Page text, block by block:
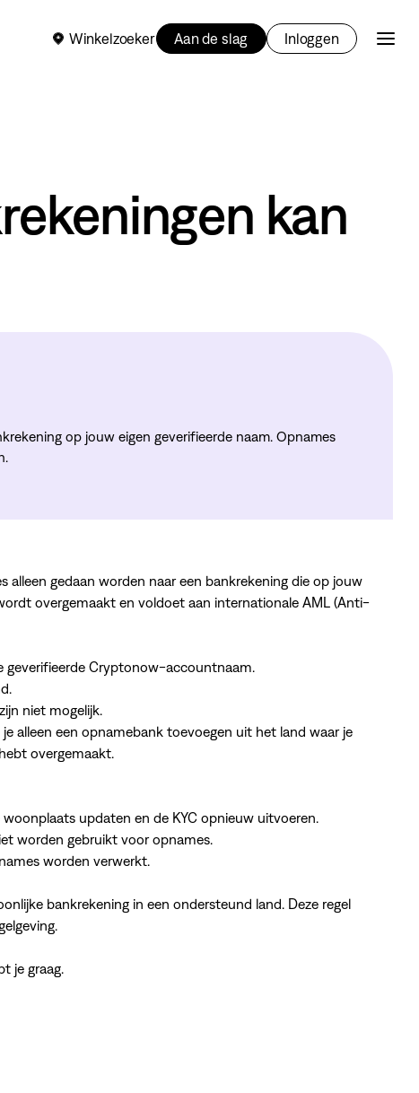
Winkelzoeker Aan de slag Inloggen
kan
op jouw eigen geverifieerde naam. Opnames
gedaan worden naar een bankrekening die op jouw
overgemaakt en voldoet aan internationale AML (Anti-
geverifieerde Cryptonow-accountnaam.
niet mogelijk.
alleen een opnamebank toevoegen uit het land waar je
overgemaakt.
updaten en de KYC opnieuw uitvoeren.
worden gebruikt voor opnames.
worden verwerkt.
bankrekening in een ondersteund land. Deze regel
je graag.